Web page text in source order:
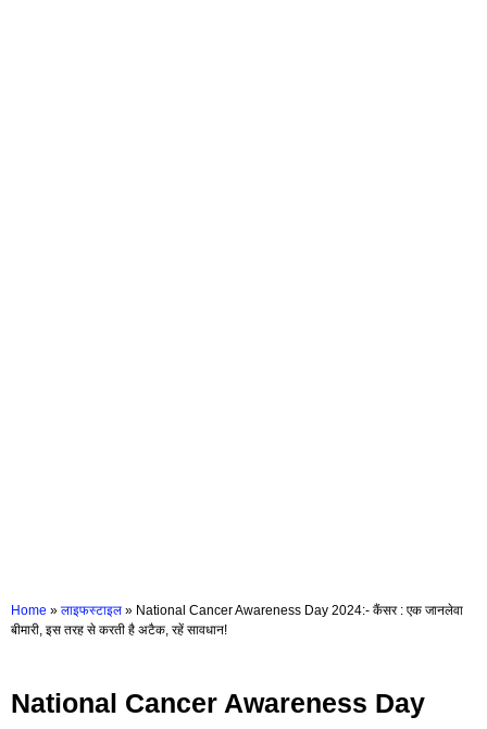
Home » लाइफस्टाइल » National Cancer Awareness Day 2024:- कैंसर : एक जानलेवा
बीमारी, इस तरह से करती है अटैक, रहें सावधान!
National Cancer Awareness Day